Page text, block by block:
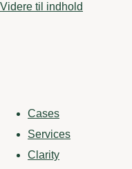
Videre til indhold
Cases
Services
Clarity